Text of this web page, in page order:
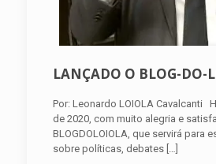
LANÇADO O BLOG-DO-
Por: Leonardo LOIOLA Cavalcanti
de 2020, com muito alegria e
BLOGDOLOIOLA, que servirá para
sobre políticas, debates[…]